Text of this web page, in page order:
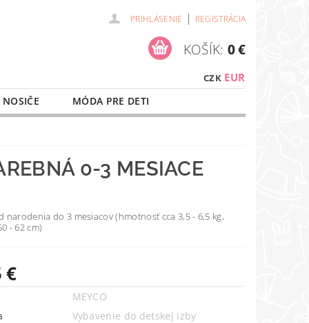
PRIHLÁSENIE | REGISTRÁCIA
CZK EUR
KOŠÍK: 0 €
MÓDA PRE DETI
0-3 MESIACE
narodenia do 3 mesiacov (hmotnosť cca 3,5 - 6,5 kg,
- 62 cm)
€
MEYCO
Vybavenie do detskej izby